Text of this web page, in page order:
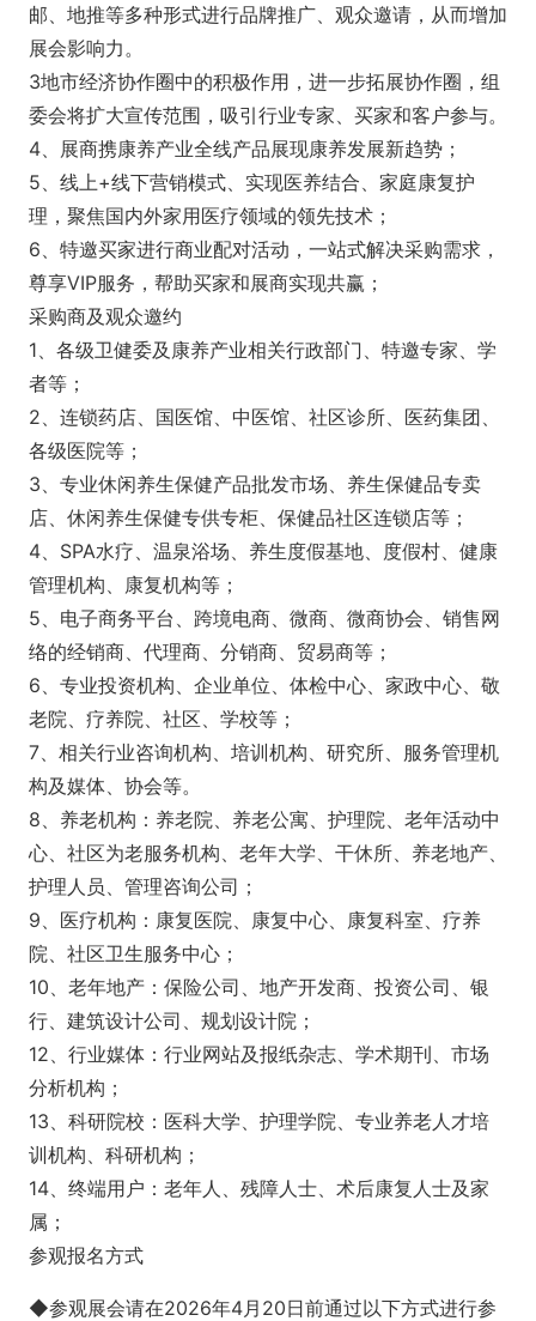
邮、地推等多种形式进行品牌推广、观众邀请，从而增加
展会影响力。
3地市经济协作圈中的积极作用，进一步拓展协作圈，组
委会将扩大宣传范围，吸引行业专家、买家和客户参与。
4、展商携康养产业全线产品展现康养发展新趋势；
5、线上+线下营销模式、实现医养结合、家庭康复护
理，聚焦国内外家用医疗领域的领先技术；
6、特邀买家进行商业配对活动，一站式解决采购需求，
尊享VIP服务，帮助买家和展商实现共赢；
采购商及观众邀约
1、各级卫健委及康养产业相关行政部门、特邀专家、学
者等；
2、连锁药店、国医馆、中医馆、社区诊所、医药集团、
各级医院等；
3、专业休闲养生保健产品批发市场、养生保健品专卖
店、休闲养生保健专供专柜、保健品社区连锁店等；
4、SPA水疗、温泉浴场、养生度假基地、度假村、健康
管理机构、康复机构等；
5、电子商务平台、跨境电商、微商、微商协会、销售网
络的经销商、代理商、分销商、贸易商等；
6、专业投资机构、企业单位、体检中心、家政中心、敬
老院、疗养院、社区、学校等；
7、相关行业咨询机构、培训机构、研究所、服务管理机
构及媒体、协会等。
8、养老机构：养老院、养老公寓、护理院、老年活动中
心、社区为老服务机构、老年大学、干休所、养老地产、
护理人员、管理咨询公司；
9、医疗机构：康复医院、康复中心、康复科室、疗养
院、社区卫生服务中心；
10、老年地产：保险公司、地产开发商、投资公司、银
行、建筑设计公司、规划设计院；
12、行业媒体：行业网站及报纸杂志、学术期刊、市场
分析机构；
13、科研院校：医科大学、护理学院、专业养老人才培
训机构、科研机构；
14、终端用户：老年人、残障人士、术后康复人士及家
属；
参观报名方式
◆参观展会请在2026年4月20日前通过以下方式进行参